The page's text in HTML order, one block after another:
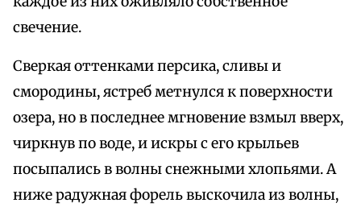
свечение.
Сверкая оттенками персика, сливы и
смородины, ястреб метнулся к поверхности
озера, но в последнее мгновение взмыл вверх,
чиркнув по воде, и искры с его крыльев
посыпались в волны снежными хлопьями. А
ниже радужная форель выскочила из волны,